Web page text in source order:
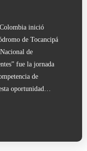
inició
de Tocancipá
de
fue la jornada
de
oportunidad…